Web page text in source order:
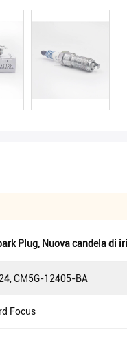
Plug, Nuova candela di
CM5G-12405-BA
Focus